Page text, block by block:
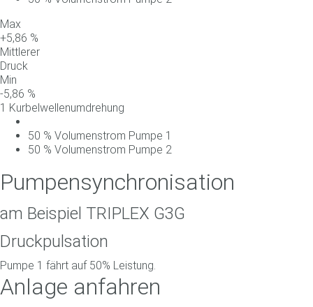
Max
+5,86 %
Mittlerer
Druck
Min
-5,86 %
1 Kurbelwellenumdrehung
50 % Volumenstrom Pumpe 1
50 % Volumenstrom Pumpe 2
Pumpensynchronisation
am Beispiel TRIPLEX G3G
Druckpulsation
Pumpe 1 fährt auf 50% Leistung.
Anlage anfahren